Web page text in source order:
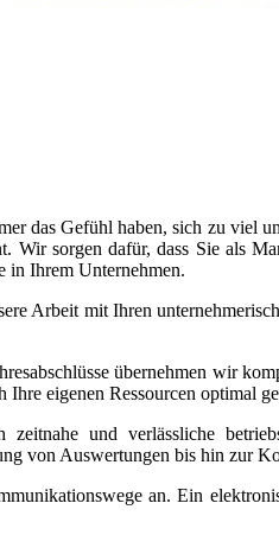
das Gefühl haben, sich zu viel
Wir sorgen dafür, dass Sie als
in Ihrem Unternehmen.
Arbeit mit Ihren
übernehmen wir
eigenen Ressourcen optimal
und verlässliche
von Auswertungen bis hin zur
an. Ein